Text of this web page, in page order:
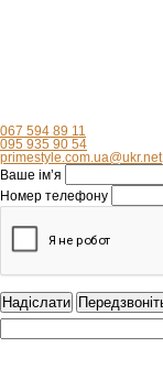
067 594 89 11
095 935 90 54
primestyle.com.ua@ukr.net
Ваше ім’я
Номер телефону